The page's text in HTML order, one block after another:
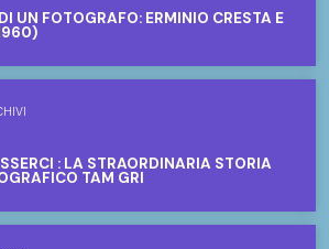
UN FOTOGRAFO: ERMINIO CRESTA E
: LA STRAORDINARIA STORIA
TAM GRI